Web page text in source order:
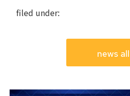
filed under:
news all